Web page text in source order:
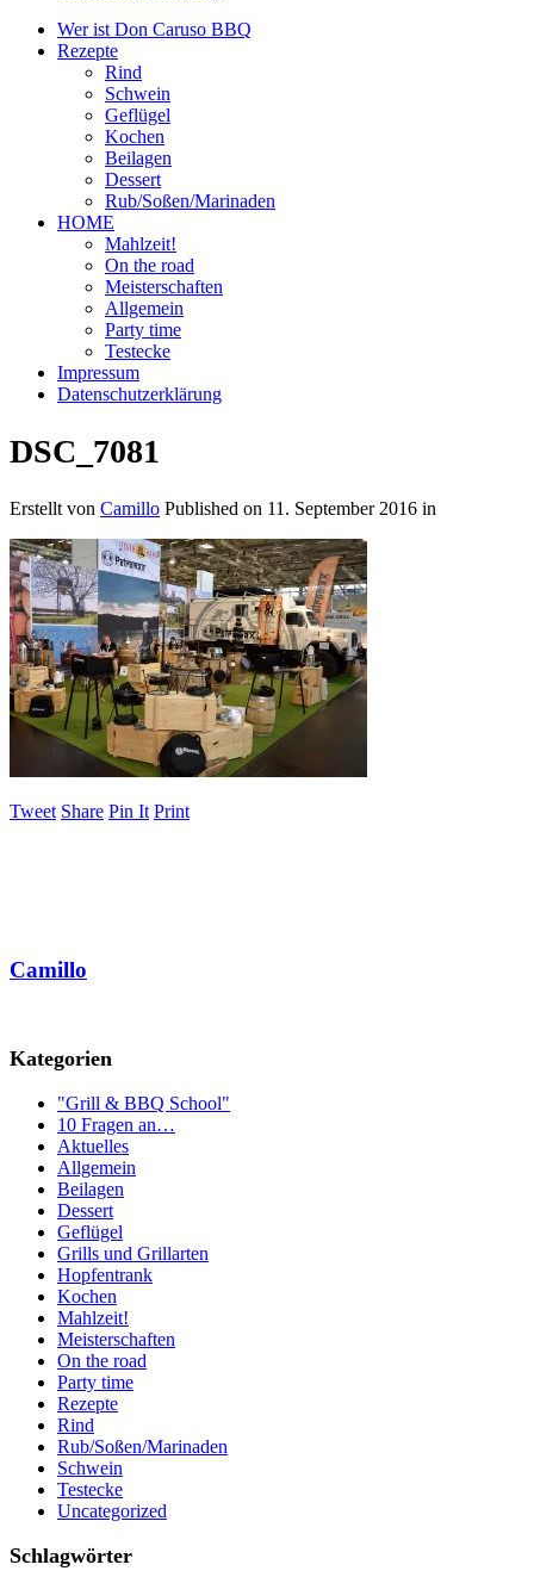
Wer ist Don Caruso BBQ
Rezepte
Rind
Schwein
Geflügel
Kochen
Beilagen
Dessert
Rub/Soßen/Marinaden
HOME
Mahlzeit!
On the road
Meisterschaften
Allgemein
Party time
Testecke
Impressum
Datenschutzerklärung
DSC_7081
Erstellt von Camillo Published on 11. September 2016 in
Tweet Share Pin It Print
Camillo
Kategorien
"Grill & BBQ School"
10 Fragen an…
Aktuelles
Allgemein
Beilagen
Dessert
Geflügel
Grills und Grillarten
Hopfentrank
Kochen
Mahlzeit!
Meisterschaften
On the road
Party time
Rezepte
Rind
Rub/Soßen/Marinaden
Schwein
Testecke
Uncategorized
Schlagwörter